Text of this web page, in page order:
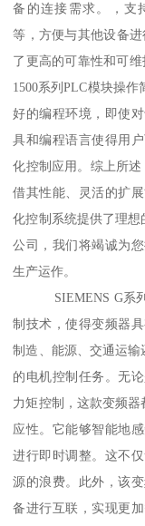
备的连接需求。，支
等，方便与其他设备
了更高的可靠性和可
1500系列PLC模块操
好的编程环境，即使
具和编程语言使得用
化控制应用。综上所述
借其性能、灵活的扩
化控制系统提供了理
公司，我们将竭诚为
生产运作。
SIEMENS G系列
制技术，使得变频器
制造、能源、交通运
的电机控制任务。无
力矩控制，这款变频
应性。它能够智能地
进行即时调整。这不
源的浪费。此外，该
备进行互联，实现更